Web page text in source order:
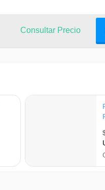
Consultar Precio